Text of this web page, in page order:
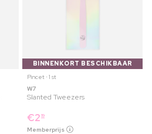
BINNENKORT BESCHIKBAAR
Pincet ⋅ 1 st
W7
Slanted Tweezers
€2 19
Memberprijs